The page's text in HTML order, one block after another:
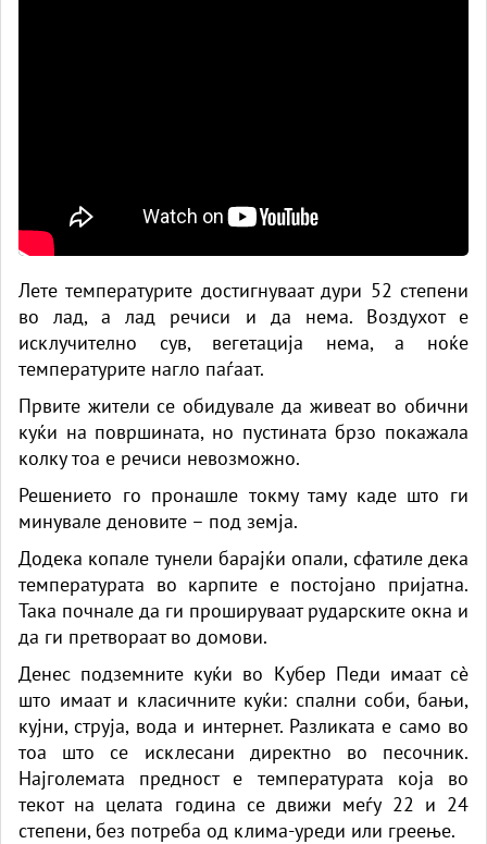
Лете температурите достигнуваат дури 52 степени
во лад, а лад речиси и да нема. Воздухот е
исклучително сув, вегетација нема, а ноќе
температурите нагло паѓаат.
Првите жители се обидувале да живеат во обични
куќи на површината, но пустината брзо покажала
колку тоа е речиси невозможно.
Решението го пронашле токму таму каде што ги
минувале деновите – под земја.
Додека копале тунели барајќи опали, сфатиле дека
температурата во карпите е постојано пријатна.
Така почнале да ги прошируваат рударските окна и
да ги претвораат во домови.
Денес подземните куќи во Кубер Педи имаат сè
што имаат и класичните куќи: спални соби, бањи,
кујни, струја, вода и интернет. Разликата е само во
тоа што се исклесани директно во песочник.
Најголемата предност е температурата која во
текот на целата година се движи меѓу 22 и 24
степени, без потреба од клима-уреди или греење.